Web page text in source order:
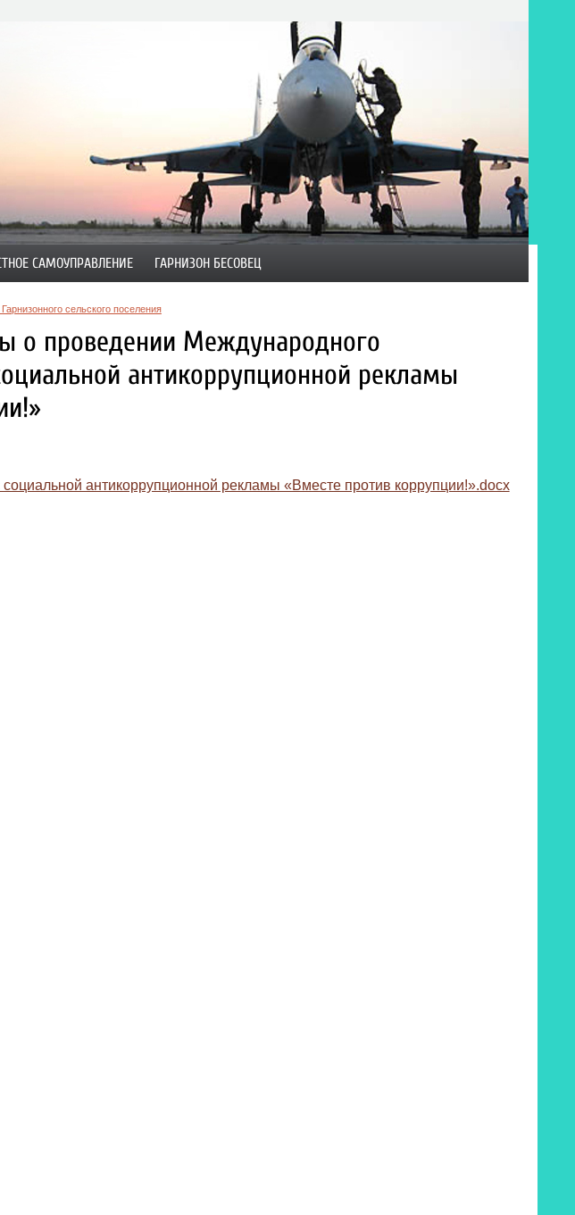
САМОУПРАВЛЕНИЕ ГАРНИЗОН БЕСОВЕЦ
сельского поселения
о проведении Международного
антикоррупционной рекламы
антикоррупционной рекламы «Вместе против коррупции!».docx